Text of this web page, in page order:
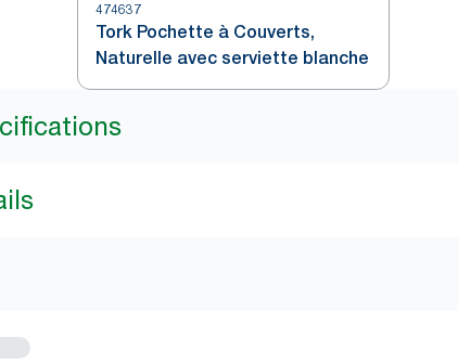
474637
Tork Pochette à Couverts,
Naturelle avec serviette blanche